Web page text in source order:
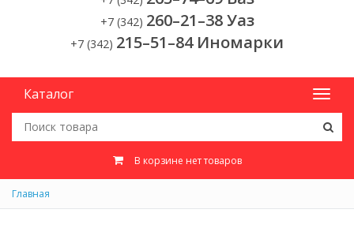
+7 (342) 260–21–38 Уаз
+7 (342) 215–51–84 Иномарки
Каталог
В корзине нет товаров
Главная